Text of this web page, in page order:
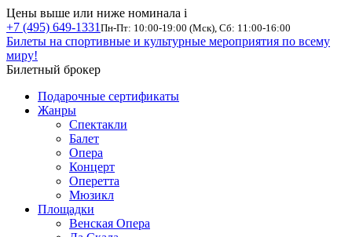
Цены выше или ниже номинала i
+7 (495) 649-1331 Пн-Пт: 10:00-19:00 (Мск), Сб: 11:00-16:00
Билеты на спортивные и культурные мероприятия по всему
миру!
Билетный брокер
Подарочные сертификаты
Жанры
Спектакли
Балет
Опера
Концерт
Оперетта
Мюзикл
Площадки
Венская Опера